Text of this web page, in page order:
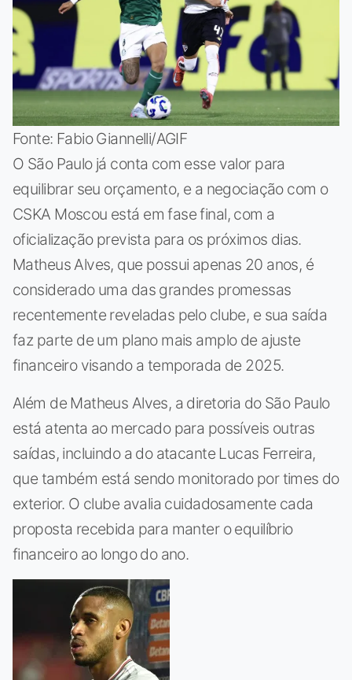
Fonte: Fabio Giannelli/AGIF
O São Paulo já conta com esse valor para
equilibrar seu orçamento, e a negociação com o
CSKA Moscou está em fase final, com a
oficialização prevista para os próximos dias.
Matheus Alves, que possui apenas 20 anos, é
considerado uma das grandes promessas
recentemente reveladas pelo clube, e sua saída
faz parte de um plano mais amplo de ajuste
financeiro visando a temporada de 2025.
Além de Matheus Alves, a diretoria do São Paulo
está atenta ao mercado para possíveis outras
saídas, incluindo a do atacante Lucas Ferreira,
que também está sendo monitorado por times do
exterior. O clube avalia cuidadosamente cada
proposta recebida para manter o equilíbrio
financeiro ao longo do ano.